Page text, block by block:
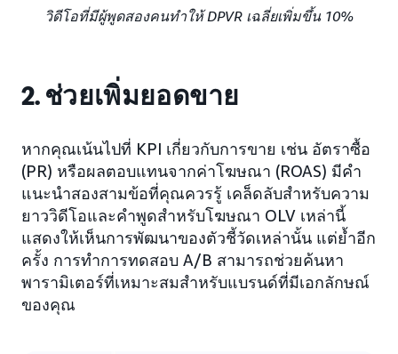
วิดีโอที่มีผู้พูดสองคนทำให้ DPVR เฉลี่ยเพิ่มขึ้น 10%
2. ช่วยเพิ่มยอดขาย
หากคุณเน้นไปที่ KPI เกี่ยวกับการขาย เช่น อัตราซื้อ
(PR) หรือผลตอบแทนจากค่าโฆษณา (ROAS) มีคำ
แนะนำสองสามข้อที่คุณควรรู้ เคล็ดลับสำหรับความ
ยาววิดีโอและคำพูดสำหรับโฆษณา OLV เหล่านี้
แสดงให้เห็นการพัฒนาของตัวชี้วัดเหล่านั้น แต่ย้ำอีก
ครั้ง การทำการทดสอบ A/B สามารถช่วยค้นหา
พารามิเตอร์ที่เหมาะสมสำหรับแบรนด์ที่มีเอกลักษณ์
ของคุณ